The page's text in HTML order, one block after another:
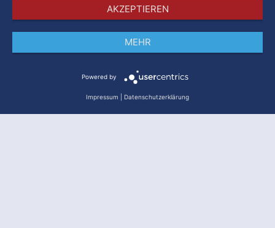
Datenschutz
AKZEPTIEREN
MEHR
Powered by
Impressum Datenschutzerklärung